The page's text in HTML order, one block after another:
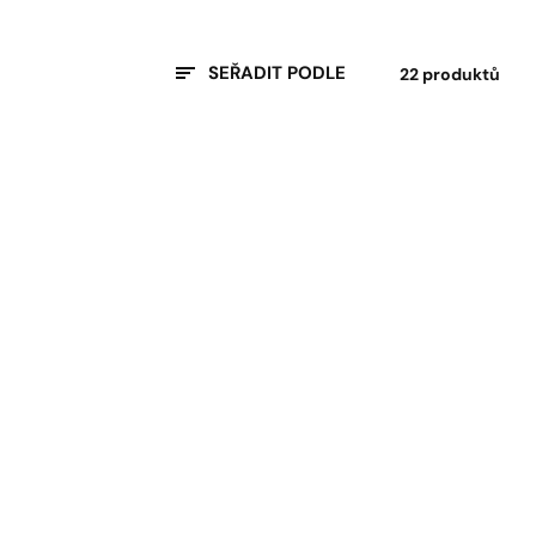
SEŘADIT PODLE 22 produktů